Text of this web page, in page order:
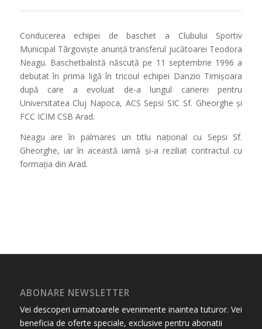
Conducerea echipei de baschet a Clubului Sportiv
Municipal Târgoviște anunță transferul jucătoarei Teodora
Neagu. Baschetbalistă născută pe 11 septembrie 1996 a
debutat în prima ligă în tricoul echipei Danzio Timișoara
după care a evoluat de-a lungul carierei pentru
Universitatea Cluj Napoca, ACS Sepsi SIC Sf. Gheorghe și
FCC ICIM CSB Arad.
Neagu are în palmares un titlu național cu Sepsi Sf.
Gheorghe, iar în această iarnă și-a reziliat contractul cu
formația din Arad.
ABONARE NEWSLETTER
Vei descoperi urmatoarele evenimente inaintea tuturor. Vei
beneficia de oferte speciale, exclusive pentru abonatii